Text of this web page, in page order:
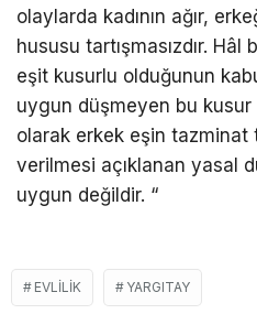
olaylarda kadının ağır,
hususu tartışmasızdır.
eşit kusurlu olduğunun
uygun düşmeyen bu kusur
olarak erkek eşin
verilmesi açıklanan yasal
uygun değildir. “
EVLILIK YARGITAY